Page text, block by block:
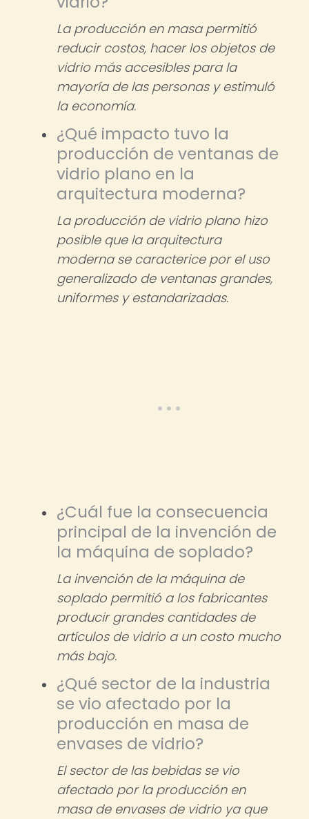
La producción en masa permitió
reducir costos, hacer los objetos de
vidrio más accesibles para la
mayoría de las personas y estimuló
la economía.
¿Qué impacto tuvo la
producción de ventanas de
vidrio plano en la
arquitectura moderna?
La producción de vidrio plano hizo
posible que la arquitectura
moderna se caracterice por el uso
generalizado de ventanas grandes,
uniformes y estandarizadas.
¿Cuál fue la consecuencia
principal de la invención de
la máquina de soplado?
La invención de la máquina de
soplado permitió a los fabricantes
producir grandes cantidades de
artículos de vidrio a un costo mucho
más bajo.
¿Qué sector de la industria
se vio afectado por la
producción en masa de
envases de vidrio?
El sector de las bebidas se vio
afectado por la producción en
masa de envases de vidrio ya que